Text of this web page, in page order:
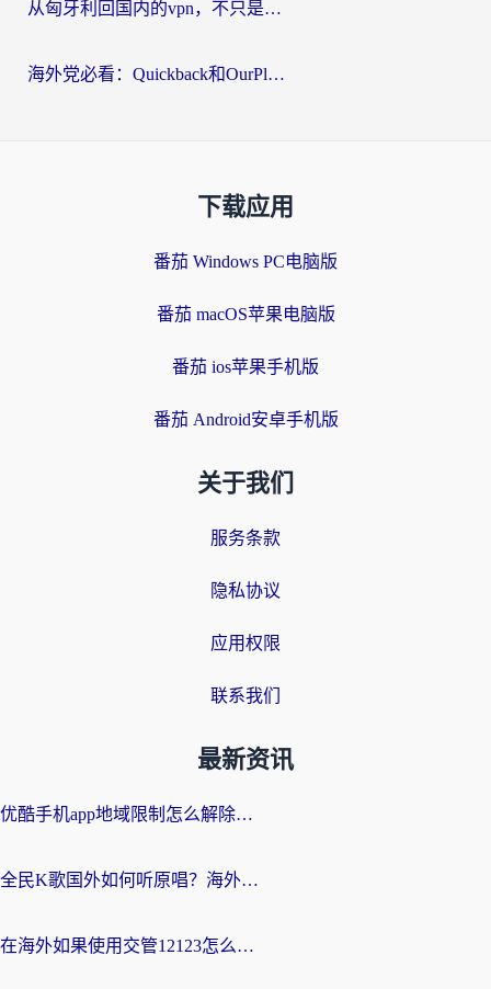
从匈牙利回国内的vpn，不只是为了刷剧那么简单
海外党必看：Quickback和OurPlay好用吗？3分钟选对回国加速器，无缝刷剧玩游戏
下载应用
番茄 Windows PC电脑版
番茄 macOS苹果电脑版
番茄 ios苹果手机版
番茄 Android安卓手机版
关于我们
服务条款
隐私协议
应用权限
联系我们
最新资讯
优酷手机app地域限制怎么解除？海外党亲测有效的追剧方案
全民K歌国外如何听原唱？海外党亲测有效的回国加速器选择指南
在海外如果使用交管12123怎么处理？留学生亲测有效的回国加速方案